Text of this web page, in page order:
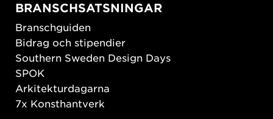
BRANSCHSATSNINGAR
Branschguiden
Bidrag och stipendier
Southern Sweden Design Days
SPOK
Arkitekturdagarna
7x Konsthantverk